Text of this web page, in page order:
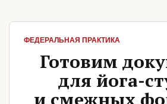
ФЕДЕРАЛЬНАЯ ПРАКТИКА
Готовим
для йога-